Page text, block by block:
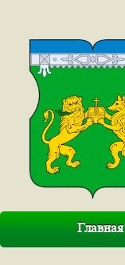
Главная